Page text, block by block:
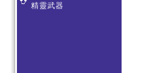
精靈武器